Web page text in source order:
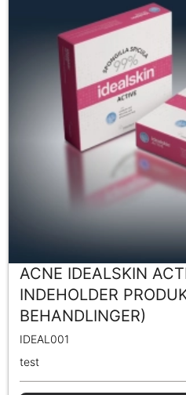
ACNE IDEALSKIN
INDEHOLDER
BEHANDLINGER)
IDEAL001
test